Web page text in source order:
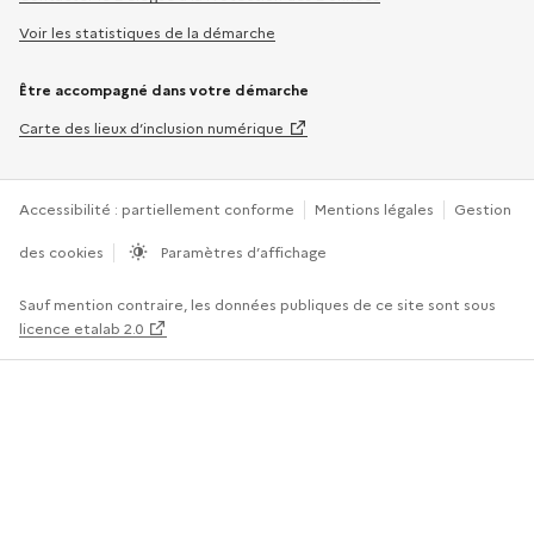
Voir les statistiques de la démarche
Être accompagné dans votre démarche
Carte des lieux d’inclusion numérique
Accessibilité : partiellement conforme Mentions légales Gestion
des cookies Paramètres d’affichage
Sauf mention contraire, les données publiques de ce site sont sous
licence etalab 2.0